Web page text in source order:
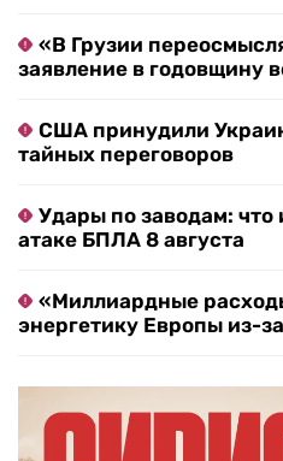
«В Грузии
заявление в годовщину
США принудили
тайных переговоров
Удары по заводам: что
атаке БПЛА 8 августа
«Миллиардные
энергетику Европы из-